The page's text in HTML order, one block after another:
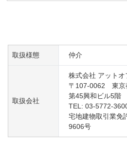
取扱様態 仲介
取扱会社
株式会社 アットオ
〒107-0062 東京
第45興和ビル5階
TEL: 03-5772-
宅地建物取引業
9606号